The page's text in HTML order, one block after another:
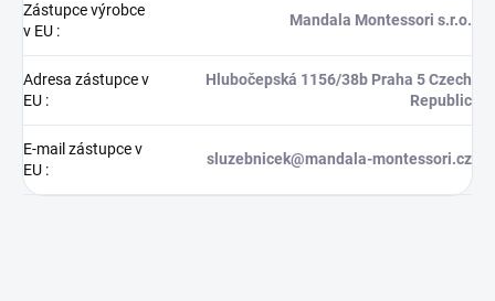
Zástupce výrobce
v EU :
Mandala Montessori s.r.o.
Adresa zástupce v
EU :
Hlubočepská 1156/38b Praha 5 Czech
Republic
E-mail zástupce v
EU :
sluzebnicek@mandala-montessori.cz